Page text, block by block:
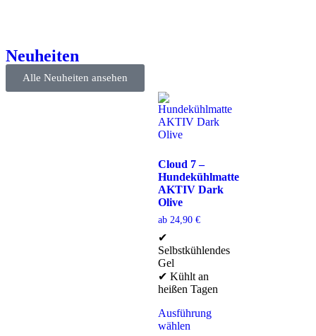
Neuheiten
Alle Neuheiten ansehen
Cloud 7 –
Hundekühlmatte
AKTIV Dark
Olive
ab 24,90 €
✔
Selbstkühlendes
Gel
✔ Kühlt an
heißen Tagen
Ausführung
wählen